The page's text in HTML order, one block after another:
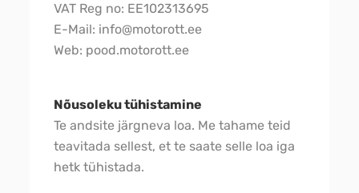
VAT Reg no: EE102313695
E-Mail: info@motorott.ee
Web: pood.motorott.ee
Nõusoleku tühistamine
Te andsite järgneva loa. Me tahame teid
teavitada sellest, et te saate selle loa iga
hetk tühistada.